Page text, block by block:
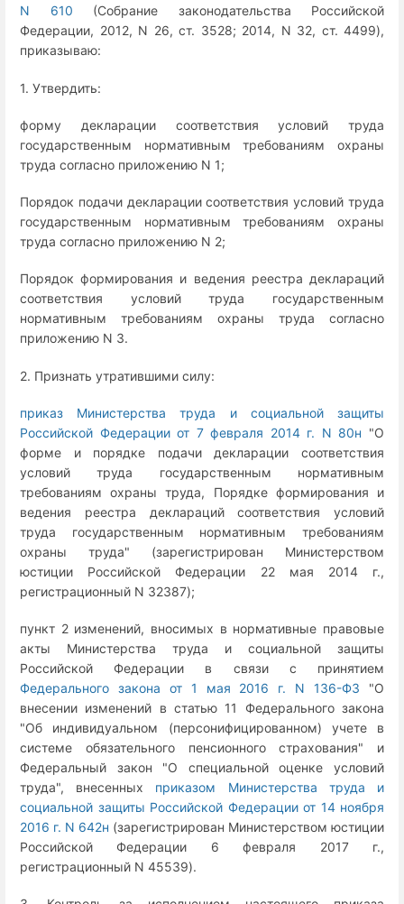
N 610 (Собрание законодательства Российской
Федерации, 2012, N 26, ст. 3528; 2014, N 32, ст. 4499),
приказываю:
1. Утвердить:
форму декларации соответствия условий труда
государственным нормативным требованиям охраны
труда согласно приложению N 1;
Порядок подачи декларации соответствия условий труда
государственным нормативным требованиям охраны
труда согласно приложению N 2;
Порядок формирования и ведения реестра деклараций
соответствия условий труда государственным
нормативным требованиям охраны труда согласно
приложению N 3.
2. Признать утратившими силу:
приказ Министерства труда и социальной защиты
Российской Федерации от 7 февраля 2014 г. N 80н "О
форме и порядке подачи декларации соответствия
условий труда государственным нормативным
требованиям охраны труда, Порядке формирования и
ведения реестра деклараций соответствия условий
труда государственным нормативным требованиям
охраны труда" (зарегистрирован Министерством
юстиции Российской Федерации 22 мая 2014 г.,
регистрационный N 32387);
пункт 2 изменений, вносимых в нормативные правовые
акты Министерства труда и социальной защиты
Российской Федерации в связи с принятием
Федерального закона от 1 мая 2016 г. N 136-ФЗ "О
внесении изменений в статью 11 Федерального закона
"Об индивидуальном (персонифицированном) учете в
системе обязательного пенсионного страхования" и
Федеральный закон "О специальной оценке условий
труда", внесенных приказом Министерства труда и
социальной защиты Российской Федерации от 14 ноября
2016 г. N 642н (зарегистрирован Министерством юстиции
Российской Федерации 6 февраля 2017 г.,
регистрационный N 45539).